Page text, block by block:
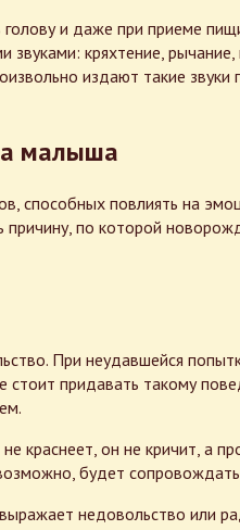
и даже при приеме
кряхтение,
издают такие
малыша
способных повлиять на
по которой
При неудавшейся
придавать такому
краснеет, он не кричит,
будет
недовольство или